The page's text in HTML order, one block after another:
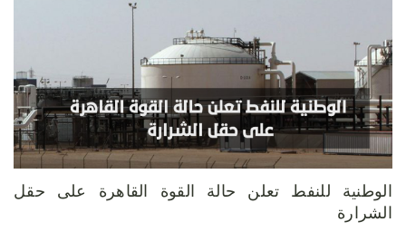
الوطنية للنفط تعلن حالة القوة القاهرة على حقل
الشرارة